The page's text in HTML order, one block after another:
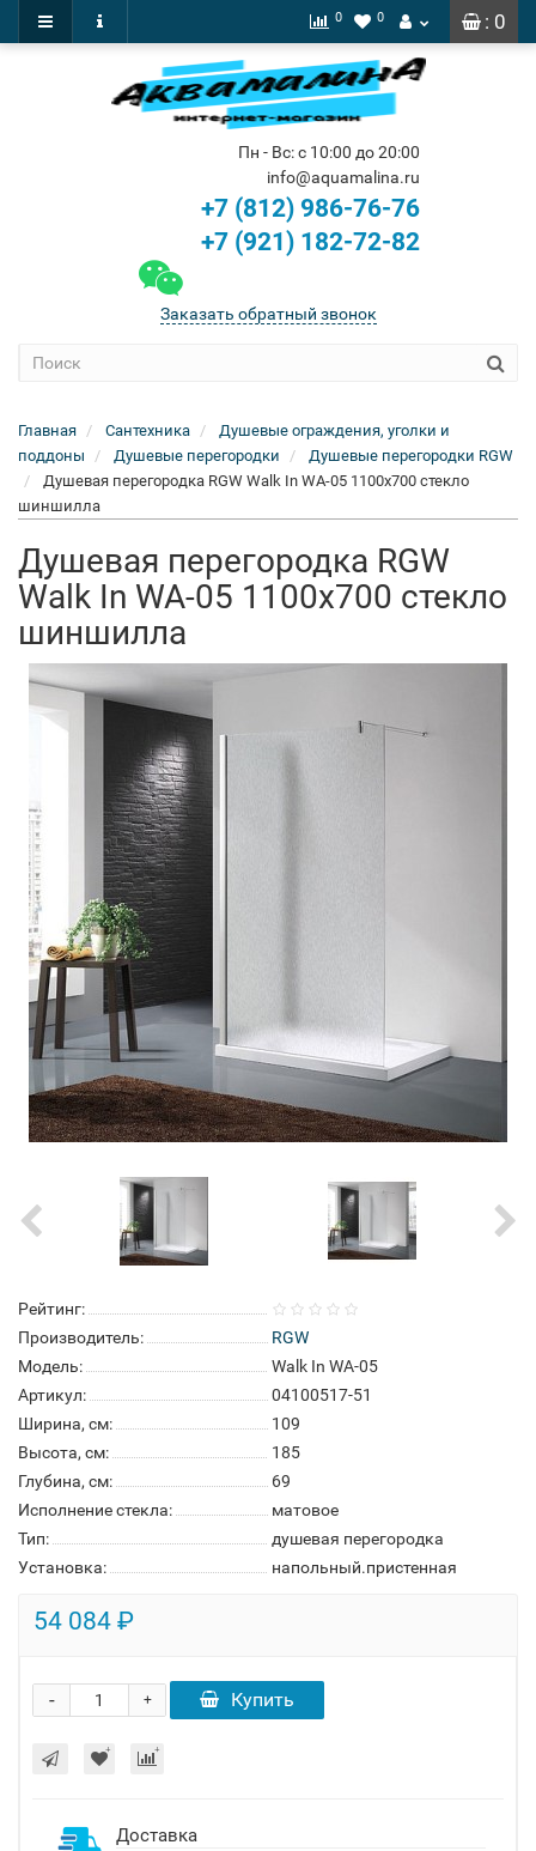
: 0
0 0
Пн - Вс: с 10:00 до 20:00
info@aquamalina.ru
+7 (812) 986-76-76
+7 (921) 182-72-82
Заказать обратный звонок
Главная Сантехника
Душевые ограждения, уголки и
поддоны
Душевые перегородки
Душевые перегородки RGW
Душевая перегородка RGW Walk In WA-05 1100x700 стекло
шиншилла
Душевая перегородка RGW
Walk In WA-05 1100x700 стекло
шиншилла
Рейтинг:
Производитель:
RGW
Модель:
Walk In WA-05
Артикул:
04100517-51
Ширина, см:
109
Высота, см:
185
Глубина, см:
69
Исполнение стекла:
матовое
Тип:
душевая перегородка
Установка:
напольный.пристенная
54 084 ₽
+
- Купить
Доставка